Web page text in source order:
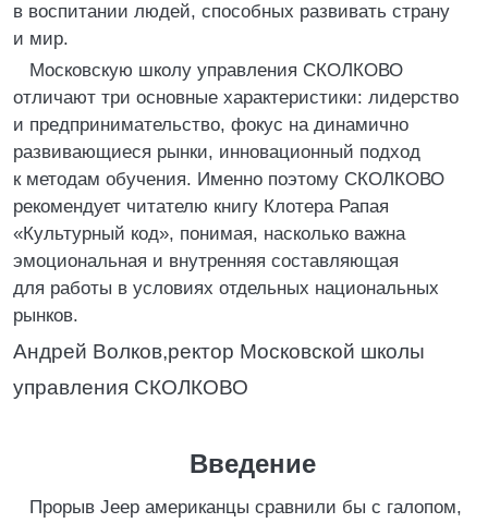
в воспитании людей, способных развивать страну
и мир.
Московскую школу управления СКОЛКОВО
отличают три основные характеристики: лидерство
и предпринимательство, фокус на динамично
развивающиеся рынки, инновационный подход
к методам обучения. Именно поэтому СКОЛКОВО
рекомендует читателю книгу Клотера Рапая
«Культурный код», понимая, насколько важна
эмоциональная и внутренняя составляющая
для работы в условиях отдельных национальных
рынков.
Андрей Волков,ректор Московской школы
управления СКОЛКОВО
Введение
Прорыв Jeep американцы сравнили бы с галопом,